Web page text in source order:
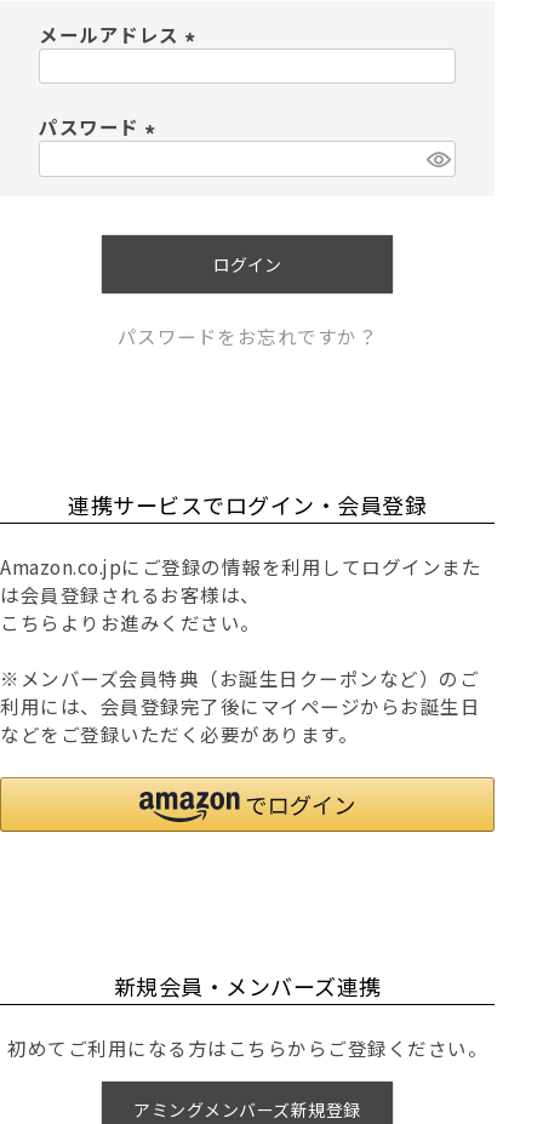
メールアドレス
パスワード
ログイン
パスワードをお忘れですか？
連携サービスでログイン・会員登録
Amazon.co.jpにご登録の情報を利用してログインまた
は会員登録されるお客様は、
こちらよりお進みください。
※メンバーズ会員特典（お誕生日クーポンなど）のご
利用には、会員登録完了後にマイページからお誕生日
などをご登録いただく必要があります。
新規会員・メンバーズ連携
初めてご利用になる方はこちらからご登録ください。
アミングメンバーズ新規登録